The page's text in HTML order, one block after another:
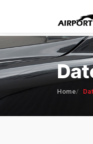
Home